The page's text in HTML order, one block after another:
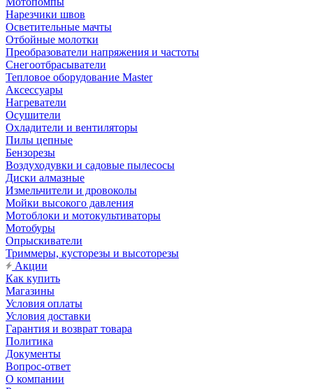
Нарезчики швов
Осветительные мачты
Отбойные молотки
Преобразователи напряжения и частоты
Снегоотбрасыватели
Тепловое оборудование Master
Аксессуары
Нагреватели
Осушители
Охладители и вентиляторы
Пилы цепные
Бензорезы
Воздуходувки и садовые пылесосы
Диски алмазные
Измельчители и дровоколы
Мойки высокого давления
Мотоблоки и мотокультиваторы
Мотобуры
Опрыскиватели
Триммеры, кусторезы и высоторезы
Акции
Как купить
Магазины
Условия оплаты
Условия доставки
Гарантия и возврат товара
Политика
Документы
Вопрос-ответ
О компании